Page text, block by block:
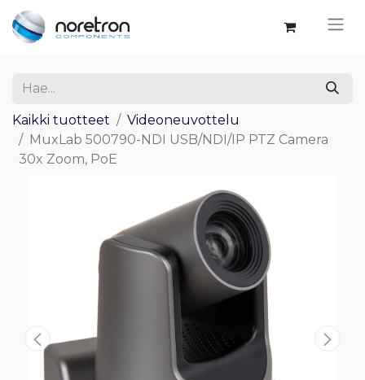
Kaikki tuotteet
Videoneuvottelu
MuxLab 500790-NDI USB/NDI/IP PTZ Camera
30x Zoom, PoE